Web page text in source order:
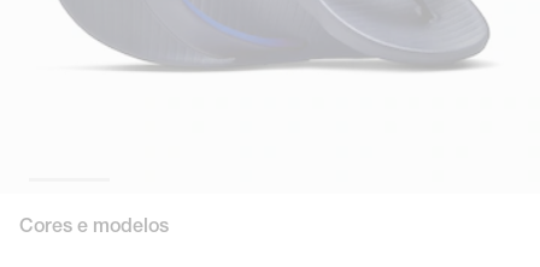
Cores e modelos